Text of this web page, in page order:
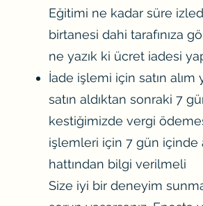
Eğitimi ne kadar süre
birtanesi dahi tarafınıza
ne yazık ki ücret iadesi
İade işlemi için satın
satın aldıktan sonraki 7
kestiğimizde vergi
işlemleri için 7 gün içinde
hattından bilgi verilmeli
Size iyi bir deneyim